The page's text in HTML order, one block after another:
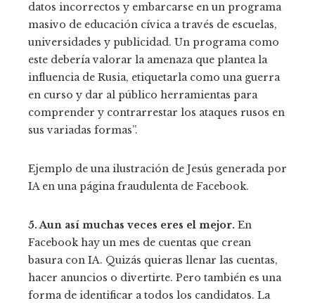
datos incorrectos y embarcarse en un programa
masivo de educación cívica a través de escuelas,
universidades y publicidad. Un programa como
este debería valorar la amenaza que plantea la
influencia de Rusia, etiquetarla como una guerra
en curso y dar al público herramientas para
comprender y contrarrestar los ataques rusos en
sus variadas formas”.
Ejemplo de una ilustración de Jesús generada por
IA en una página fraudulenta de Facebook.
5. Aun así muchas veces eres el mejor. En
Facebook hay un mes de cuentas que crean
basura con IA. Quizás quieras llenar las cuentas,
hacer anuncios o divertirte. Pero también es una
forma de identificar a todos los candidatos. La